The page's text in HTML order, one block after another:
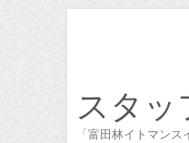
スタッ
「富田林イトマン